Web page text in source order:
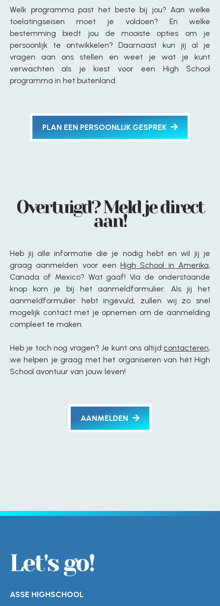
Welk programma past het beste bij jou? Aan welke
toelatingseisen moet je voldoen? En welke
bestemming biedt jou de mooiste opties om je
persoonlijk te ontwikkelen? Daarnaast kun jij al je
vragen aan ons stellen en weet je wat je kunt
verwachten als je kiest voor een High School
programma in het buitenland.
PLAN EEN PERSOONLIJK GESPREK
Overtuigd? Meld je direct
aan!
Heb jij alle informatie die je nodig hebt en wil jij je
graag aanmelden voor eenHigh School in Amerika,
Canada of Mexico? Wat gaaf! Via de onderstaande
knop kom je bij het aanmeldformulier. Als jij het
aanmeldformulier hebt ingevuld, zullen wij zo snel
mogelijk contact met je opnemen om de aanmelding
compleet te maken.
Heb je toch nog vragen? Je kunt ons altijd contacteren,
we helpen je graag met het organiseren van hét High
School avontuur van jouw leven!
AANMELDEN
Let's go!
ASSE HIGHSCHOOL